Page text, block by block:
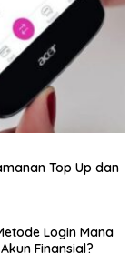
Top Up dan
Login Mana
Finansial?